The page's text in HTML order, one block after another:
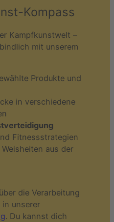
Kompass
Kampfkunstwelt –
mit unserem
Produkte und
in verschiedene
Fitnessstrategien
aus der
die Verarbeitung
unserer
. Du kannst dich